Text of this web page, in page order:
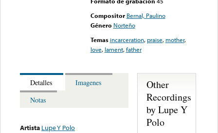
Compositor Bernal, Paulino
Género Norteño
Temas incarceration, praise, mother,
love, lament,father
Detalles
Imagenes
Notas
Artista Lupe Y Polo
Other
Recordings
by Lupe Y
Polo